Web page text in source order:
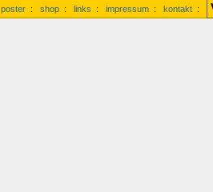
poster : shop : links : impressum : kontakt :